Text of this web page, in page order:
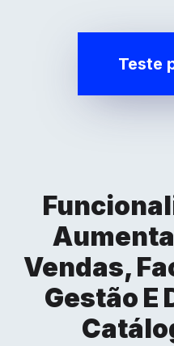
Teste
Vendas,
Gestão E